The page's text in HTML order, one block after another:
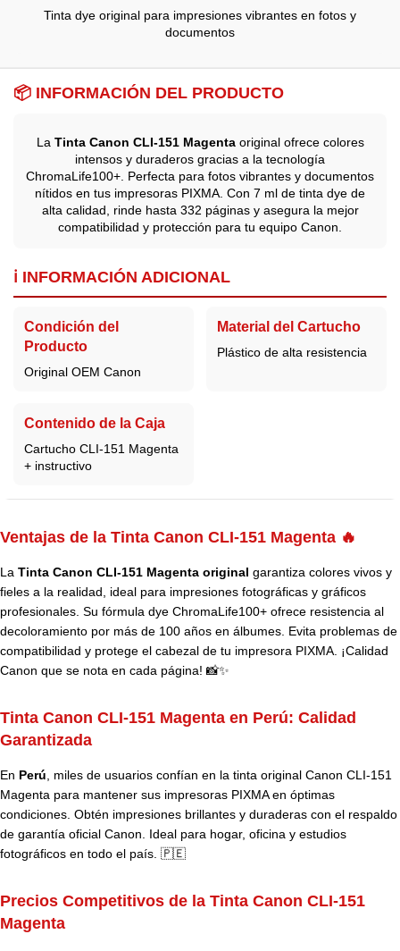
Tinta dye original para impresiones vibrantes en fotos y
documentos
📦 INFORMACIÓN DEL PRODUCTO
La Tinta Canon CLI-151 Magentaoriginal ofrece colores
intensos y duraderos gracias a la tecnología
ChromaLife100+. Perfecta para fotos vibrantes y documentos
nítidos en tus impresoras PIXMA. Con 7 ml de tinta dye de
alta calidad, rinde hasta 332 páginas y asegura la mejor
compatibilidad y protección para tu equipo Canon.
ℹ️ INFORMACIÓN ADICIONAL
Condición del
Producto
Original OEM Canon
Material del Cartucho
Plástico de alta resistencia
Contenido de la Caja
Cartucho CLI-151 Magenta
+ instructivo
Ventajas de la Tinta Canon CLI-151 Magenta 🔥
La Tinta Canon CLI-151 Magenta original garantiza colores vivos y
fieles a la realidad, ideal para impresiones fotográficas y gráficos
profesionales. Su fórmula dye ChromaLife100+ ofrece resistencia al
decoloramiento por más de 100 años en álbumes. Evita problemas de
compatibilidad y protege el cabezal de tu impresora PIXMA. ¡Calidad
Canon que se nota en cada página! 📸✨
Tinta Canon CLI-151 Magenta en Perú: Calidad
Garantizada
En Perú , miles de usuarios confían en la tinta original Canon CLI-151
Magenta para mantener sus impresoras PIXMA en óptimas
condiciones. Obtén impresiones brillantes y duraderas con el respaldo
de garantía oficial Canon. Ideal para hogar, oficina y estudios
fotográficos en todo el país. 🇵🇪
Precios Competitivos de la Tinta Canon CLI-151
Magenta